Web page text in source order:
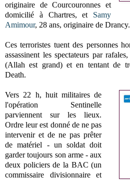
originaire de Courcouronnes et
domicilié à Chartres, et Samy
Amimour, 28 ans, originaire de Drancy.
Ces terroristes tuent des personnes
assassinent les spectateurs par
(Allah est grand) et en tentant de
Death.
Vers 22 h, huit militaires de
l'opération Sentinelle
parviennent sur les lieux.
Ordre leur est donné de ne pas
intervenir et de ne pas prêter
de matériel - un soldat doit
garder toujours son arme - aux
deux policiers de la BAC (un
commissaire divisionnaire et